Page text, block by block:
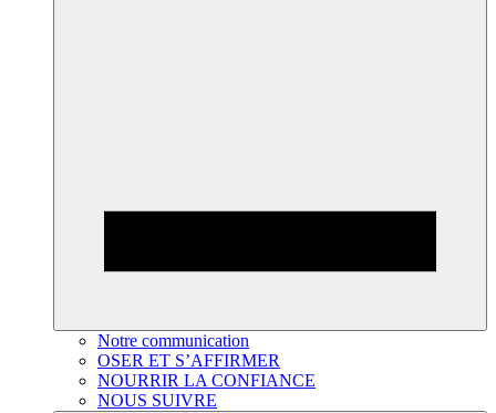
Notre communication
OSER ET S’AFFIRMER
NOURRIR LA CONFIANCE
NOUS SUIVRE